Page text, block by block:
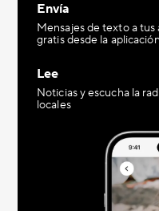
Envía
Mensajes de texto a
gratis desde la aplicación
Lee
Noticias y escucha la
locales